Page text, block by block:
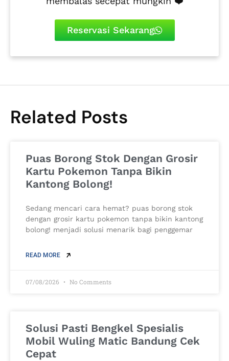
Reservasi Sekarang
Related Posts
Puas Borong Stok Dengan Grosir
Kartu Pokemon Tanpa Bikin
Kantong Bolong!
Sedang mencari cara hemat? puas borong stok
dengan grosir kartu pokemon tanpa bikin kantong
bolong! menjadi solusi menarik bagi penggemar
READ MORE
07/08/2026 No Comments
Solusi Pasti Bengkel Spesialis
Mobil Wuling Matic Bandung Cek
Cepat